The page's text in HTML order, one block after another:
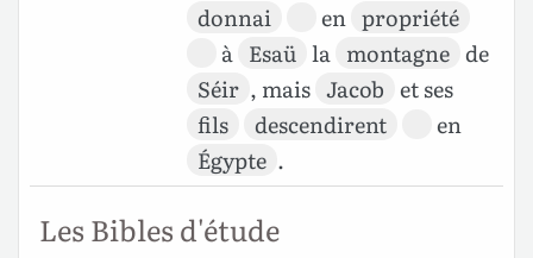
donnai
en propriété
à Esaü la montagne de
Séir , mais Jacob et ses
fils
descendirent
en
Égypte .
Les Bibles d'étude